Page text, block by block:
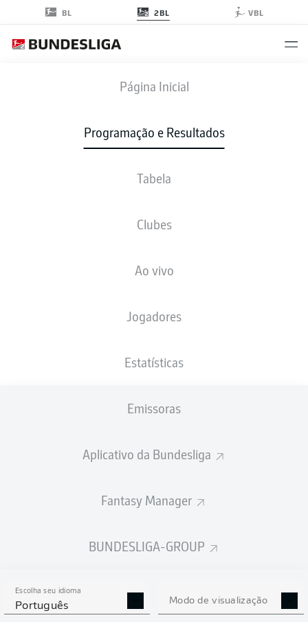
BL 2BL VBL
Página Inicial
Programação e Resultados
Tabela
Clubes
Ao vivo
Jogadores
Estatísticas
Emissoras
Aplicativo da Bundesliga
Fantasy Manager
BUNDESLIGA-GROUP
Escolha seu idioma
Português Modo de visualização
SCP EBS
0 0
ESCALAÇÕES
442 391
80 % Precisão 79 %